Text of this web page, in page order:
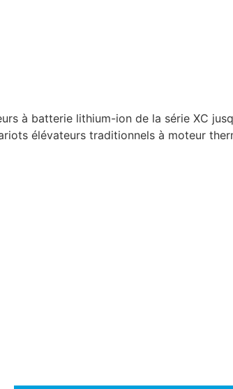
à batterie lithium-ion de la série XC
élévateurs traditionnels à moteur